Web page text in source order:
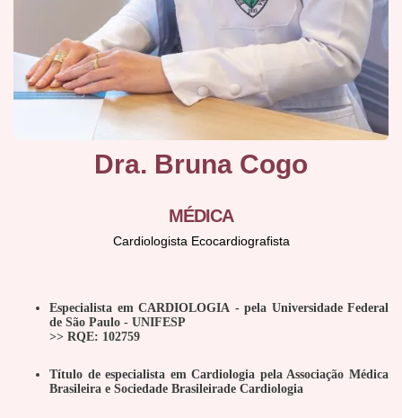
Dra. Bruna Cogo
MÉDICA
Cardiologista Ecocardiografista
Especialista em CARDIOLOGIA - pela Universidade Federal
de São Paulo - UNIFESP
>> RQE: 102759
Título de especialista em Cardiologia pela Associação Médica
Brasileira e Sociedade Brasileirade Cardiologia